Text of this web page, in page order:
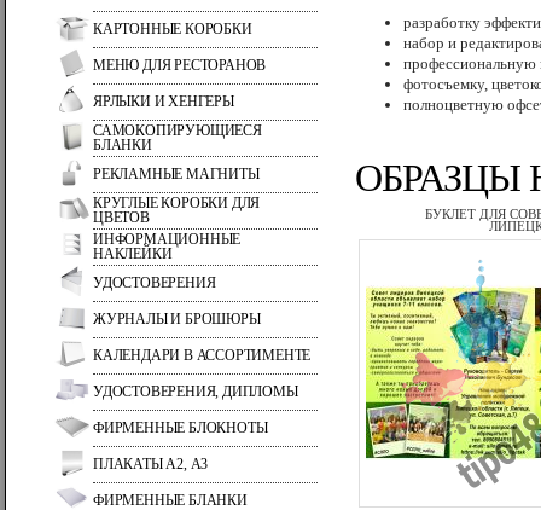
КАРТОННЫЕ КОРОБКИ
МЕНЮ ДЛЯ РЕСТОРАНОВ
ЯРЛЫКИ И ХЕНГЕРЫ
САМОКОПИРУЮЩИЕСЯ
БЛАНКИ
РЕКЛАМНЫЕ МАГНИТЫ
КРУГЛЫЕ КОРОБКИ ДЛЯ
ЦВЕТОВ
ИНФОРМАЦИОННЫЕ
НАКЛЕЙКИ
УДОСТОВЕРЕНИЯ
ЖУРНАЛЫ И БРОШЮРЫ
КАЛЕНДАРИ В АССОРТИМЕНТЕ
УДОСТОВЕРЕНИЯ, ДИПЛОМЫ
ФИРМЕННЫЕ БЛОКНОТЫ
ПЛАКАТЫ А2, А3
ФИРМЕННЫЕ БЛАНКИ
разработку
набор и
профессиональную
фотосъемку,
полноцветную
ОБРАЗЦЫ
БУКЛЕТ ДЛЯ